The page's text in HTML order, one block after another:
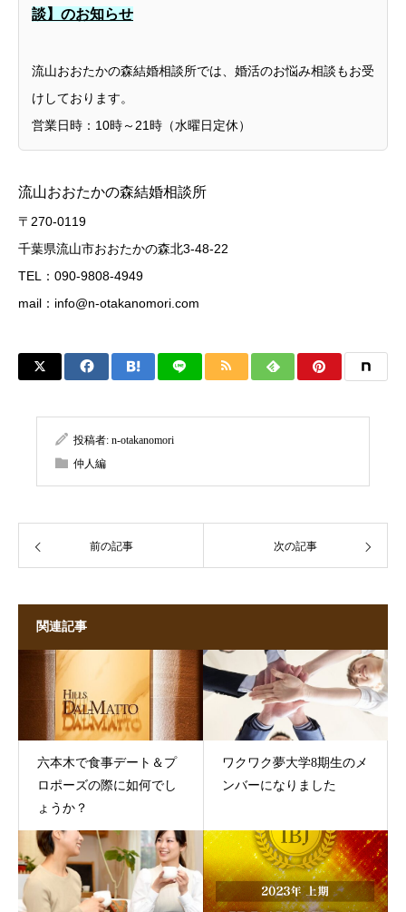
談】のお知らせ
流山おおたかの森結婚相談所では、婚活のお悩み相談もお受
けしております。
営業日時：10時～21時（水曜日定休）
流山おおたかの森結婚相談所
〒270-0119
千葉県流山市おおたかの森北3-48-22
TEL：090-9808-4949
mail： info@n-otakanomori.com
投稿者: n-otakanomori
仲人編
前の記事 次の記事
関連記事
六本木で食事デート＆プ
ロポーズの際に如何でし
ょうか？
ワクワク夢大学8期生のメ
ンバーになりました